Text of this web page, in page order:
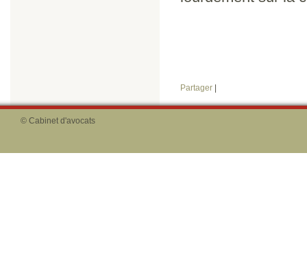
Partager
© Cabinet d'avocats